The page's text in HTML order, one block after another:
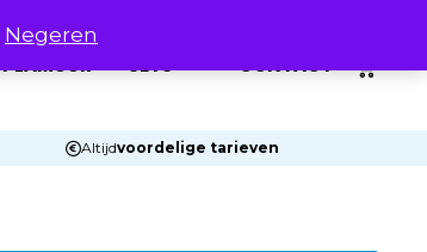
Negeren
PLAMUUR SETS CONTACT
Altijdvoordelige tarieven